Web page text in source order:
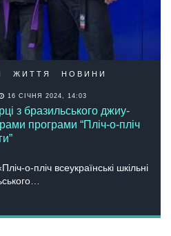
ЖИТТЯ НОВИНИ
16 СІЧНЯ 2024, 14:03
з бразильського джиу-
програми “Пліч-о-пліч
о-пліч всеукраїнські шкільні